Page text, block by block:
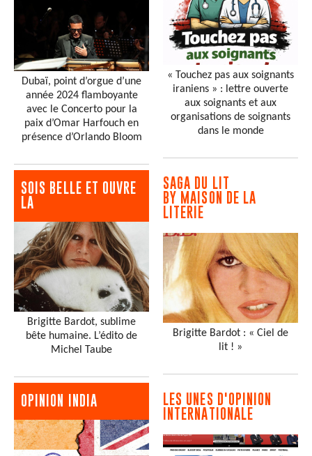
Dubaï, point d’orgue d’une
année 2024 flamboyante
avec le Concerto pour la
paix d’Omar Harfouch en
présence d’Orlando Bloom
SOIS BELLE ET OUVRE
LA
Brigitte Bardot, sublime
bête humaine. L’édito de
Michel Taube
OPINION INDIA
« Touchez pas aux soignants
iraniens » : lettre ouverte
aux soignants et aux
organisations de soignants
dans le monde
SAGA DU LIT
BY MAISON DE LA
LITERIE
Brigitte Bardot : « Ciel de
lit ! »
LES UNES D'OPINION
INTERNATIONALE